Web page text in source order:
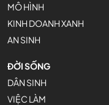
MÔ HÌNH
KINH DOANH XANH
AN SINH
ĐỜI SỐNG
DÂN SINH
VIỆC LÀM